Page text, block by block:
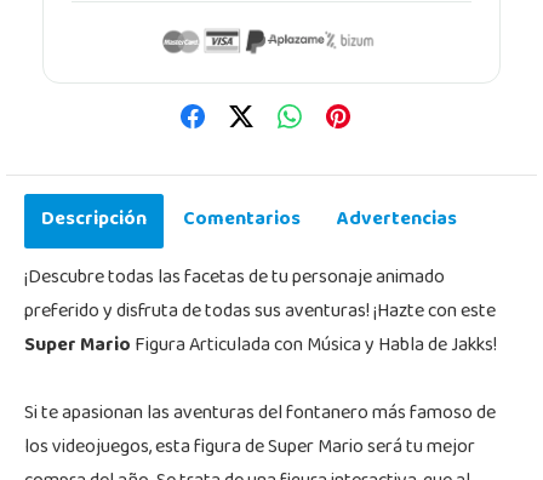
Descripción Comentarios
Advertencias
¡Descubre todas las facetas de tu personaje animado
preferido y disfruta de todas sus aventuras! ¡Hazte con este
Super MarioFigura Articulada con Música y Habla de Jakks!
Si te apasionan las aventuras del fontanero más famoso de
los videojuegos, esta figura de Super Mario será tu mejor